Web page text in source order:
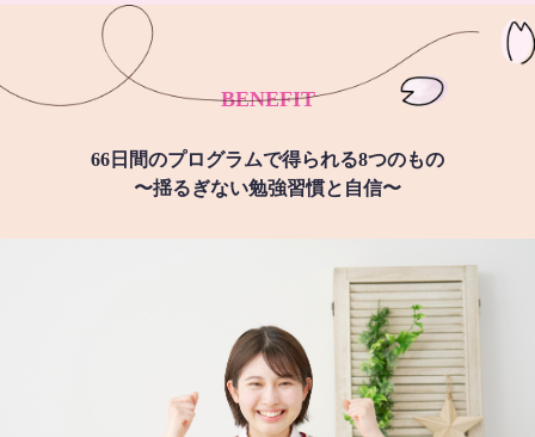
BENEFIT
66日間のプログラムで得られる8つのもの
〜揺るぎない勉強習慣と自信〜